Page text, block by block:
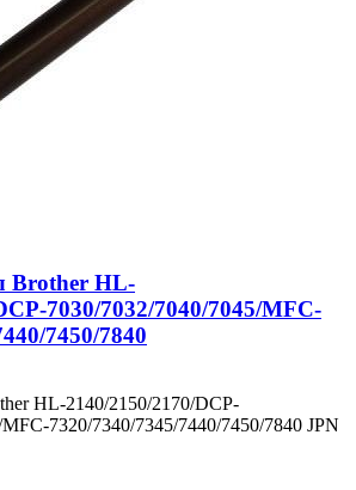
Brother HL-
7030/7032/7040/7045/MFC-
7450/7840
HL-2140/2150/2170/DCP-
7320/7340/7345/7440/7450/7840 JPN